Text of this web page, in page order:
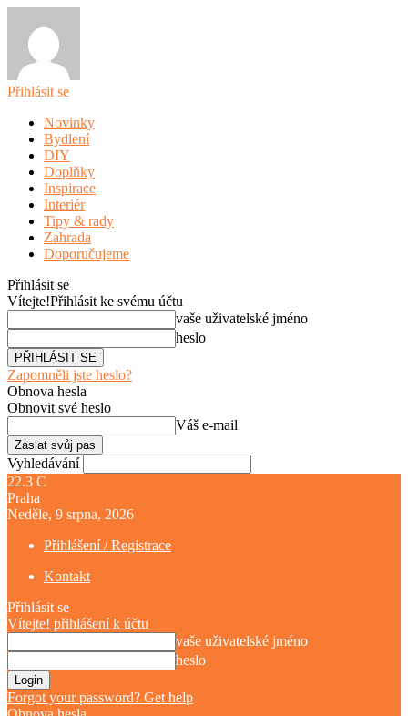
Přihlásit se
Novinky
Bydlení
DIY
Doplňky
Inspirace
Interiér
Tipy & rady
Zahrada
Doporučujeme
Přihlásit se
Vítejte!Přihlásit ke svému účtu
vaše uživatelské jméno
heslo
Zapomněli jste heslo?
Obnova hesla
Obnovit své heslo
Váš e-mail
Vyhledávání
22.3 C
Praha
Neděle, 9 srpna, 2026
Přihlášení / Registrace
Kontakt
Přihlásit se
Vítejte! přihlášení k účtu
vaše uživatelské jméno
heslo
Forgot your password? Get help